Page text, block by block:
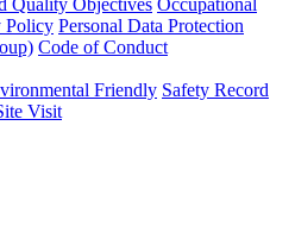
Quality Objectives Occupational
Policy Personal Data Protection
Code of Conduct
Friendly Safety Record
Visit